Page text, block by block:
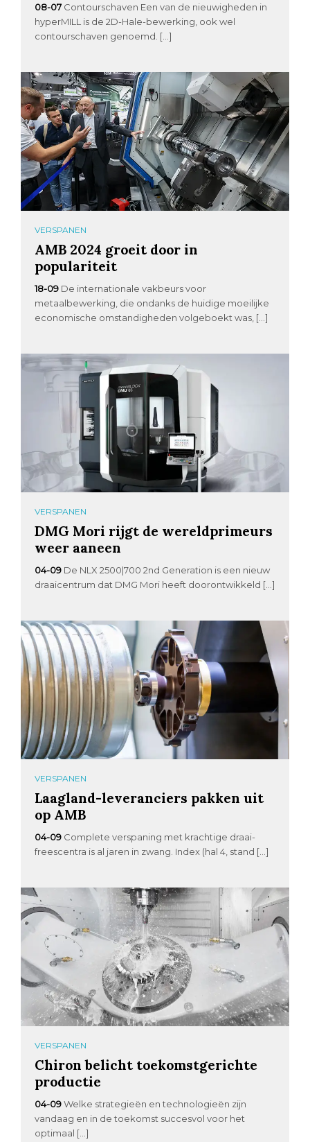
08-07 Contourschaven Een van de nieuwigheden in
hyperMILL is de 2D-Hale-bewerking, ook wel
contourschaven genoemd. […]
VERSPANEN
AMB 2024 groeit door in
populariteit
18-09 De internationale vakbeurs voor
metaalbewerking, die ondanks de huidige moeilijke
economische omstandigheden volgeboekt was, […]
VERSPANEN
DMG Mori rijgt de wereldprimeurs
weer aaneen
04-09 De NLX 2500|700 2nd Generation is een nieuw
draaicentrum dat DMG Mori heeft doorontwikkeld […]
VERSPANEN
Laagland-leveranciers pakken uit
op AMB
04-09 Complete verspaning met krachtige draai-
freescentra is al jaren in zwang. Index (hal 4, stand […]
VERSPANEN
Chiron belicht toekomstgerichte
productie
04-09 Welke strategieën en technologieën zijn
vandaag en in de toekomst succesvol voor het
optimaal […]